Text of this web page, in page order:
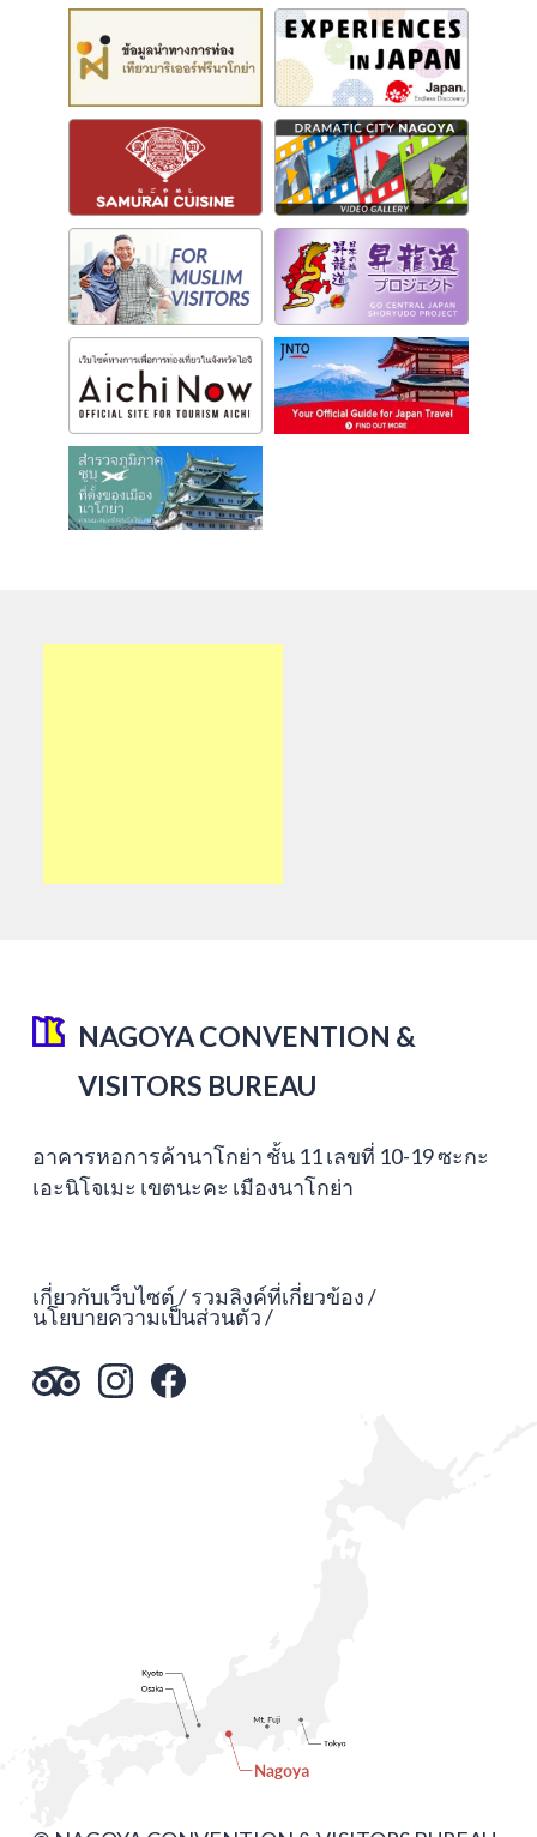
NAGOYA CONVENTION &
VISITORS BUREAU
อาคารหอการค้านาโกย่า ชั้น 11 เลขที่ 10-19 ซะกะ
เอะนิโจเมะ เขตนะคะ เมืองนาโกย่า
เกี่ยวกับเว็บไซต์ รวมลิงค์ที่เกี่ยวข้อง
นโยบายความเป็นส่วนตัว